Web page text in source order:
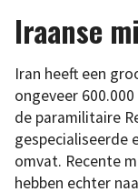
Iraanse
Iran heeft een
ongeveer
de paramilitaire
gespecialiseerde
omvat. Recente
hebben echter